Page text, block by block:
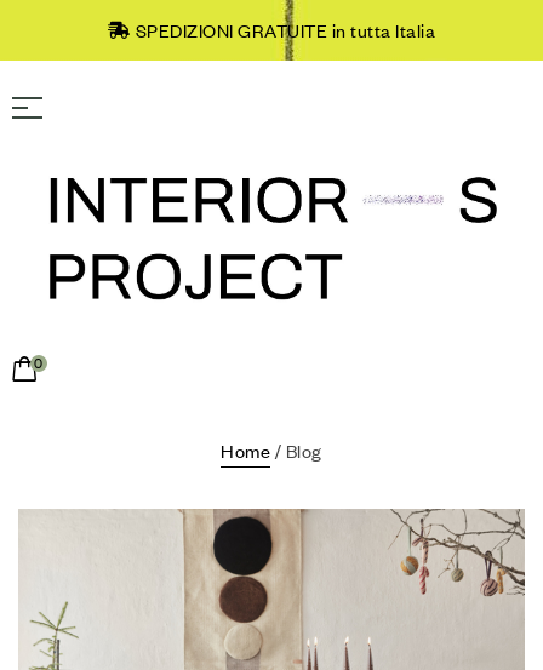
SPEDIZIONI GRATUITE in tutta Italia
0
Home / Blog